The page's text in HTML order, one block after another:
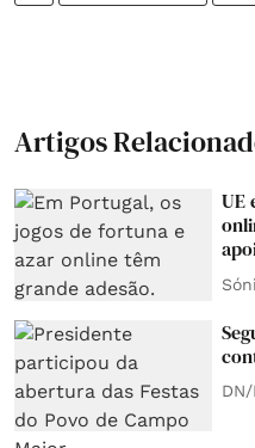
Artigos
UE